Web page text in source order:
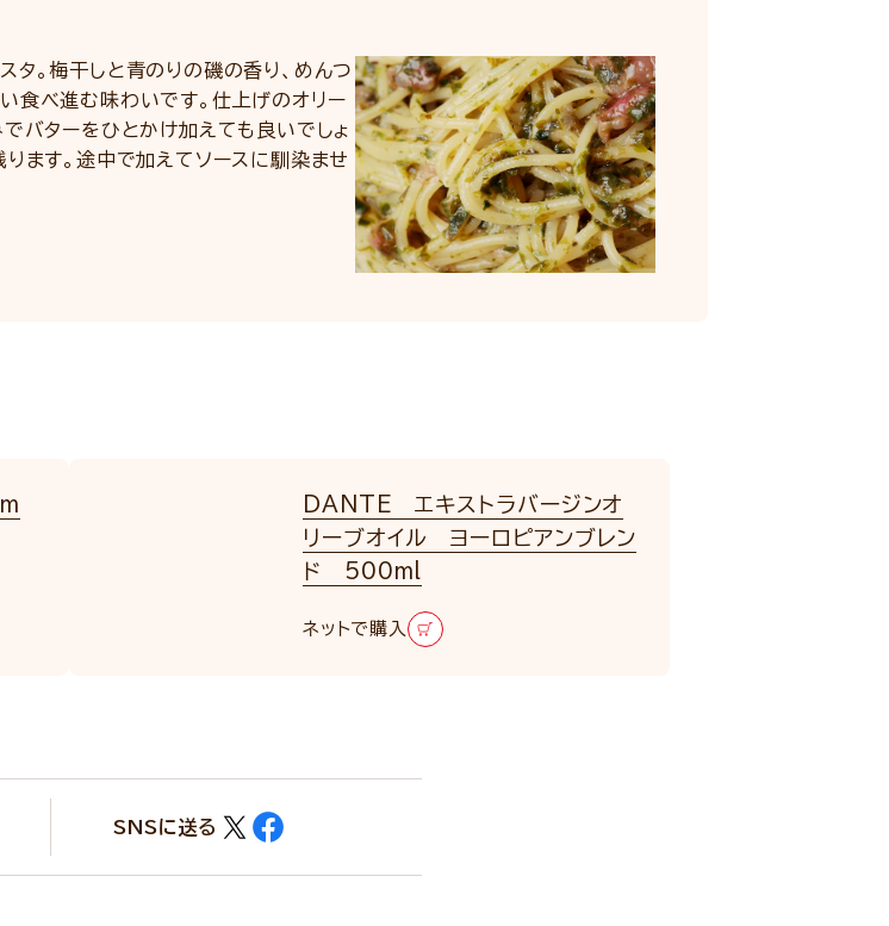
タ。梅干しと青のりの磯の香り、めんつ
食べ進む味わいです。仕上げのオリー
バターをひとかけ加えても良いでしょ
ます。途中で加えてソースに馴染ませ
DANTE エキストラバージンオ
リーブオイル ヨーロピアンブレン
ド 500ml
ネットで購入
SNSに送る